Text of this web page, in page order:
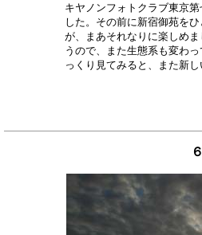
キヤノンフォトクラブ東京
した。その前に新宿御苑を
が、まあそれなりに楽しめ
うので、また生態系も変わ